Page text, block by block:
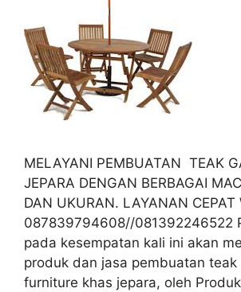
MELAYANI PEMBUATAN TEAK
JEPARA DENGAN BERBAGAI
DAN UKURAN. LAYANAN CEPAT
087839794608//081392246522
pada kesempatan kali ini akan
produk dan jasa pembuatan teak
furniture khas jepara, oleh